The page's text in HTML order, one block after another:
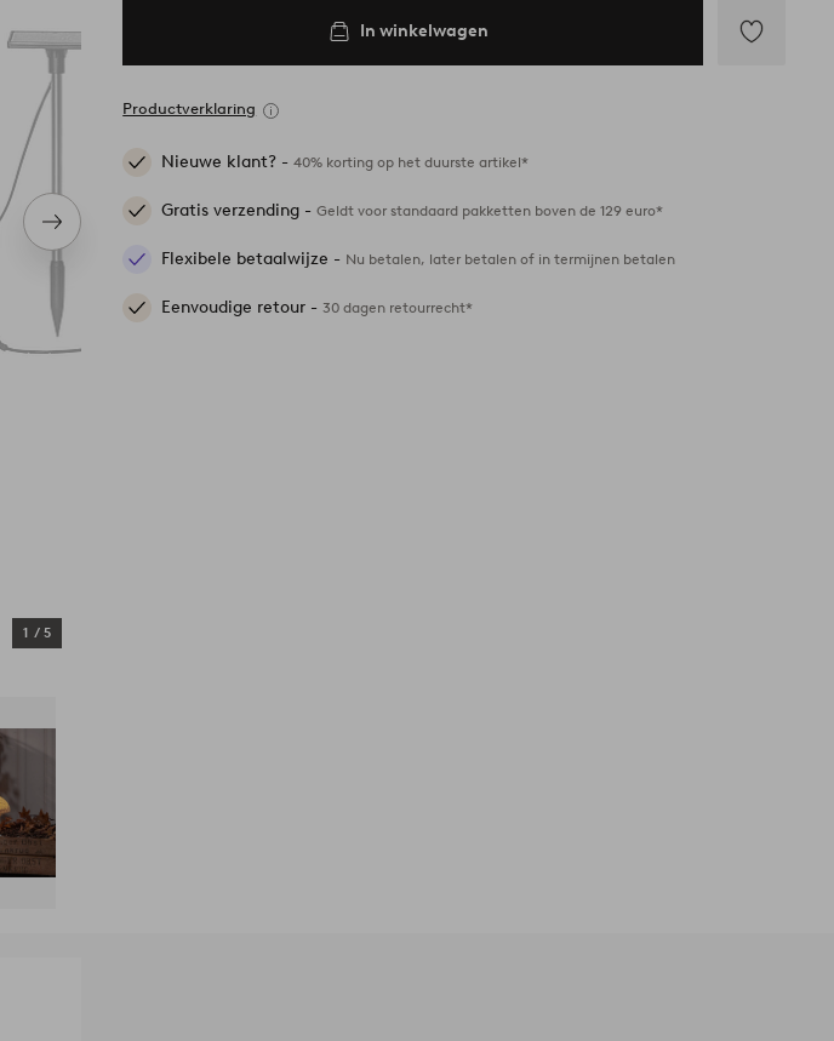
Volgend
item
1 / 5
In winkelwagen
Productverklaring
Nieuwe klant? -40% korting op het duurste artikel*
Gratis verzending -Geldt voor standaard pakketten boven de 129 euro*
Flexibele betaalwijze - Nu betalen, later betalen of in termijnen betalen
Eenvoudige retour -30 dagen retourrecht*